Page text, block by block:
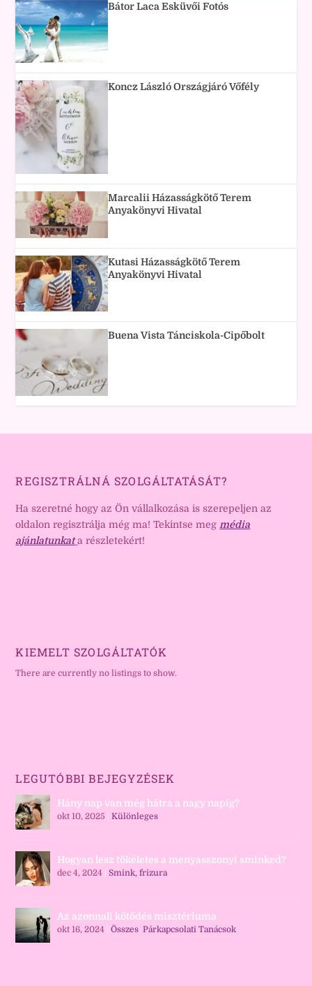
Bátor Laca Esküvői Fotós
Koncz László Országjáró Vőfély
Marcalii Házasságkötő Terem
Anyakönyvi Hivatal
Kutasi Házasságkötő Terem
Anyakönyvi Hivatal
Buena Vista Tánciskola-Cipőbolt
REGISZTRÁLNÁ SZOLGÁLTATÁSÁT?
Ha szeretné hogy az Ön vállalkozása is szerepeljen az
oldalon regisztrálja még ma! Tekintse meg média
ajánlatunkat a részletekért!
KIEMELT SZOLGÁLTATÓK
There are currently no listings to show.
LEGUTÓBBI BEJEGYZÉSEK
Hány nap van még hátra a nagy napig?
okt 10, 2025 |Különleges
Hogyan lesz tökéletes a menyasszonyi sminked?
dec 4, 2024 |Smink, frizura
Az azonnali kötődés misztériuma
okt 16, 2024 |Összes,Párkapcsolati Tanácsok